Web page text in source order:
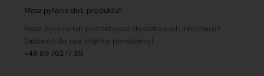
Masz pytania dot. produktu?
Masz pytania lub potrzebujesz dodatkowych informacji?
Zadzwoń do nas, chętnie pomożemy!
+48 89 762 17 39